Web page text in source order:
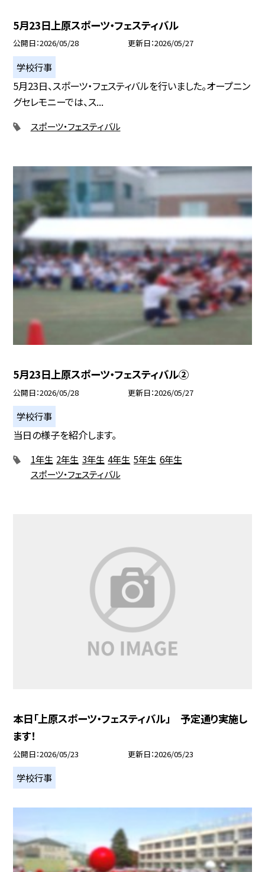
5月23日上原スポーツ・フェスティバル
公開日 2026/05/28 更新日 2026/05/27
学校行事
5月23日、スポーツ・フェスティバルを行いました。オープニン
グセレモニーでは、ス...
スポーツ・フェスティバル
5月23日上原スポーツ・フェスティバル②
公開日 2026/05/28 更新日 2026/05/27
学校行事
当日の様子を紹介します。
1年生 2年生 3年生 4年生 5年生 6年生
スポーツ・フェスティバル
本日「上原スポーツ・フェスティバル」 予定通り実施し
ます！
公開日 2026/05/23 更新日 2026/05/23
学校行事